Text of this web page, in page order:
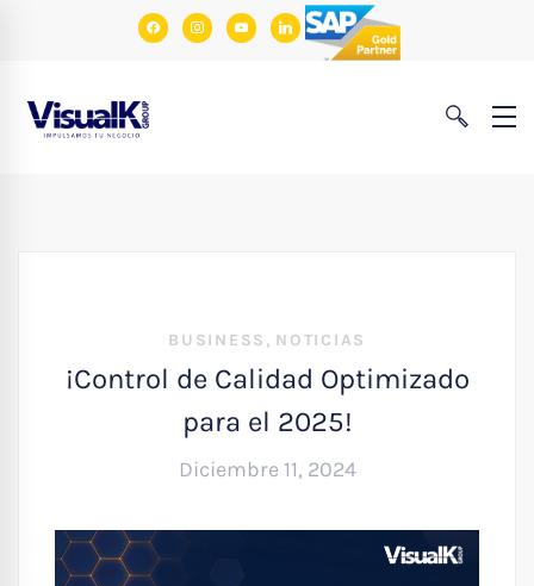
facebookinstagram
youtubelinkedin
BUSINESS , NOTICIAS
¡Control de Calidad Optimizado
para el 2025!
Diciembre 11, 2024